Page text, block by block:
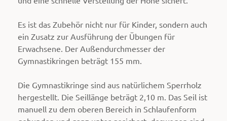
Es ist das Zubehör nicht nur für Kinder, sondern auch
ein Zusatz zur Ausführung der Übungen für
Erwachsene. Der Außendurchmesser der
Gymnastikringen beträgt 155 mm.
Die Gymnastikringe sind aus natürlichem Sperrholz
hergestellt. Die Seillänge beträgt 2,10 m. Das Seil ist
manuell zu dem oberen Bereich in Schlaufenform